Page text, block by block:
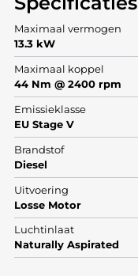
Maximaal vermogen
13.3 kW
Maximaal koppel
44 Nm @ 2400 rpm
Emissieklasse
EU Stage V
Brandstof
Diesel
Uitvoering
Losse Motor
Luchtinlaat
Naturally Aspirated